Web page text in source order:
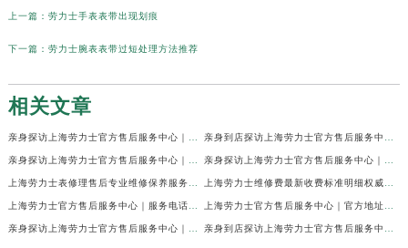
上一篇： 劳力士手表表带出现划痕
下一篇： 劳力士腕表表带过短处理方法推荐
相关文章